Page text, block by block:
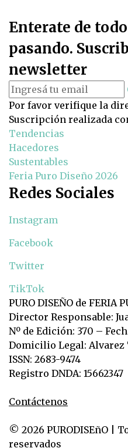
Enterate de
pasando.
newsletter
Por favor verifique la
Suscripción realizada
Tendencias
Hacedores
Sustentables
Feria Puro Diseño 2026
Redes Sociales
Instagram
Facebook
Twitter
TikTok
PURO DISEÑO de FERIA
Director Responsable:
Nº de Edición: 370 –
Domicilio Legal: Alvarez
ISSN: 2683-9474
Registro DNDA: 15662347
Contáctenos
© 2026 PURODISEñO |
reservados